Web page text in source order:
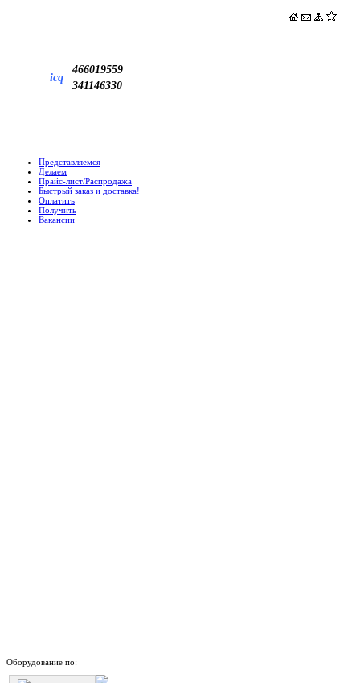
icq
466019559
341146330
Представляемся
Делаем
Прайс-лист/Распродажа
Быстрый заказ и доставка!
Оплатить
Получить
Вакансии
Оборудование по: